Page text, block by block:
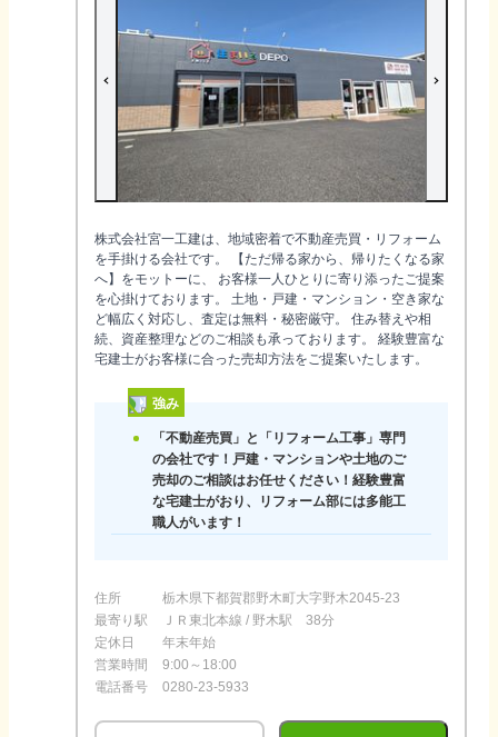
株式会社宮一工建は、地域密着で不動産売買・リフォーム
を手掛ける会社です。 【ただ帰る家から、帰りたくなる家
へ】をモットーに、 お客様一人ひとりに寄り添ったご提案
を心掛けております。 土地・戸建・マンション・空き家な
ど幅広く対応し、査定は無料・秘密厳守。 住み替えや相
続、資産整理などのご相談も承っております。 経験豊富な
宅建士がお客様に合った売却方法をご提案いたします。
強み
「不動産売買」と「リフォーム工事」専門
の会社です！戸建・マンションや土地のご
売却のご相談はお任せください！経験豊富
な宅建士がおり、リフォーム部には多能工
職人がいます！
住所
栃木県下都賀郡野木町大字野木2045-23
最寄り駅
ＪＲ東北本線 / 野木駅 38分
定休日
年末年始
営業時間
9:00～18:00
電話番号
0280-23-5933